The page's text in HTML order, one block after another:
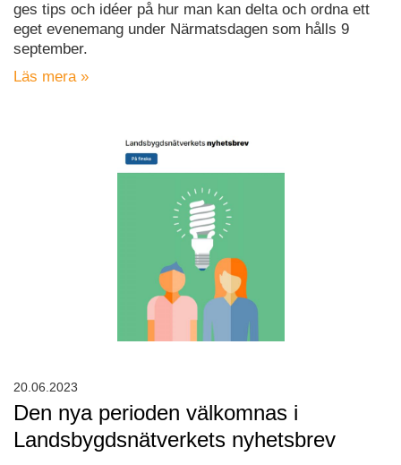
ges tips och idéer på hur man kan delta och ordna ett
eget evenemang under Närmatsdagen som hålls 9
september.
Läs mera »
Den nya perioden välkomnas i
Landsbygdsnätverkets nyhetsbrev
20.06.2023